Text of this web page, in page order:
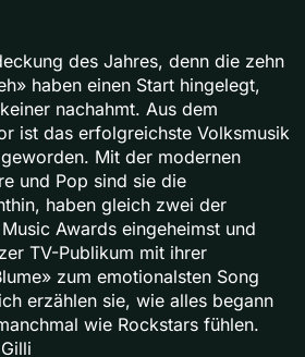
des Jahres, denn die zehn
haben einen Start hingelegt,
nachahmt. Aus dem
ist das erfolgreichste Volksmusik
Mit der modernen
und Pop sind sie die
haben gleich zwei der
Awards eingeheimst und
TV-Publikum mit ihrer
zum emotionalsten Song
erzählen sie, wie alles begann
wie Rockstars fühlen.